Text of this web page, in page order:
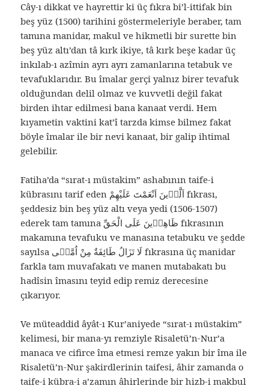
Cây-ı dikkat ve hayrettir ki üç fıkra bi’l-ittifak bin
beş yüz (1500) tarihini göstermeleriyle beraber, tam
tamına manidar, makul ve hikmetli bir surette bin
beş yüz altı’dan tâ kırk ikiye, tâ kırk beşe kadar üç
inkılab-ı azîmin ayrı ayrı zamanlarına tetabuk ve
tevafuklarıdır. Bu îmalar gerçi yalnız birer tevafuk
olduğundan delil olmaz ve kuvvetli değil fakat
birden ihtar edilmesi bana kanaat verdi. Hem
kıyametin vaktini kat’î tarzda kimse bilmez fakat
böyle îmalar ile bir nevi kanaat, bir galip ihtimal
gelebilir.
Fatiha’da “sırat-ı müstakim” ashabının taife-i
kübrasını tarif eden اَلَّذٖينَ اَنْعَمْتَ عَلَيْهِمْ fıkrası,
şeddesiz bin beş yüz altı veya yedi (1506-1507)
ederek tam tamına ظَاهِرٖينَ عَلَى الْحَقِّ fıkrasının
makamına tevafuku ve manasına tetabuku ve şedde
sayılsa لَا تَزَالُ طَائِفَةٌ مِنْ اُمَّتٖى fıkrasına üç manidar
farkla tam muvafakatı ve manen mutabakatı bu
hadîsin îmasını teyid edip remiz derecesine
çıkarıyor.
Ve müteaddid âyât-ı Kur’aniyede “sırat-ı müstakim”
kelimesi, bir mana-yı remziyle Risaletü’n-Nur’a
manaca ve cifirce îma etmesi remze yakın bir îma ile
Risaletü’n-Nur şakirdlerinin taifesi, âhir zamanda o
taife-i kübra-i a’zamın âhirlerinde bir hizb-i makbul